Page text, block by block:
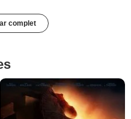
complet